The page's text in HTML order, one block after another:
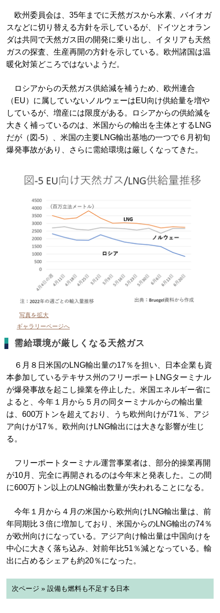
欧州委員会は、35年までに天然ガスから水素、バイオガ
スなどに切り替える方針を示しているが、ドイツとオラン
ダは共同で天然ガス田の開発に乗り出し、イタリアも天然
ガスの探査、生産再開の方針を示している。欧州諸国は温
暖化対策どころではないようだ。
ロシアからの天然ガス供給減を補うため、欧州連合
（EU）に属していないノルウェーはEU向け供給量を増や
しているが、増産には限度がある。ロシアからの供給減を
大きく補っているのは、米国からの輸出を主体とするLNG
だが（図-5）、米国の主要LNG輸出基地の一つで６月初旬
爆発事故があり、さらに需給環境は厳しくなってきた。
写真を拡大
ギャラリーページへ
需給環境が厳しくなる天然ガス
６月８日米国のLNG輸出量の17％を担い、日本企業も資
本参加しているテキサス州のフリーポートLNGターミナル
が爆発事故を起こし操業を停止した。米国エネルギー省に
よると、今年１月から５月の同ターミナルからの輸出量
は、600万トンを超えており、うち欧州向けが71％、アジ
ア向けが17％。欧州向けLNG輸出には大きな影響が生じ
る。
フリーポートターミナル運営事業者は、部分的操業再開
が10月、完全に再開されるのは今年末と発表した。この間
に600万トン以上のLNG輸出数量が失われることになる。
今年１月から４月の米国から欧州向けLNG輸出量は、前
年同期比３倍に増加しており、米国からのLNG輸出の74％
が欧州向けになっている。アジア向け輸出量は中国向けを
中心に大きく落ち込み、対前年比51％減となっている。輸
出に占めるシェアも約20％になった。
次ページ » 設備も燃料も不足する日本